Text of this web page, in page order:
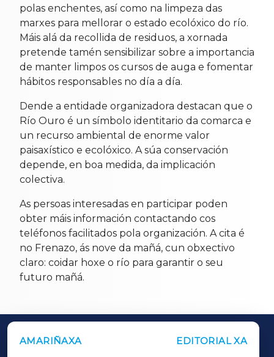
polas enchentes, así como na limpeza das
marxes para mellorar o estado ecolóxico do río.
Máis alá da recollida de residuos, a xornada
pretende tamén sensibilizar sobre a importancia
de manter limpos os cursos de auga e fomentar
hábitos responsables no día a día.
Dende a entidade organizadora destacan que o
Río Ouro é un símbolo identitario da comarca e
un recurso ambiental de enorme valor
paisaxístico e ecolóxico. A súa conservación
depende, en boa medida, da implicación
colectiva.
As persoas interesadas en participar poden
obter máis información contactando cos
teléfonos facilitados pola organización. A cita é
no Frenazo, ás nove da mañá, cun obxectivo
claro: coidar hoxe o río para garantir o seu
futuro mañá.
AMARIÑAXA EDITORIAL XA
OUTROS PERIÓDICOS